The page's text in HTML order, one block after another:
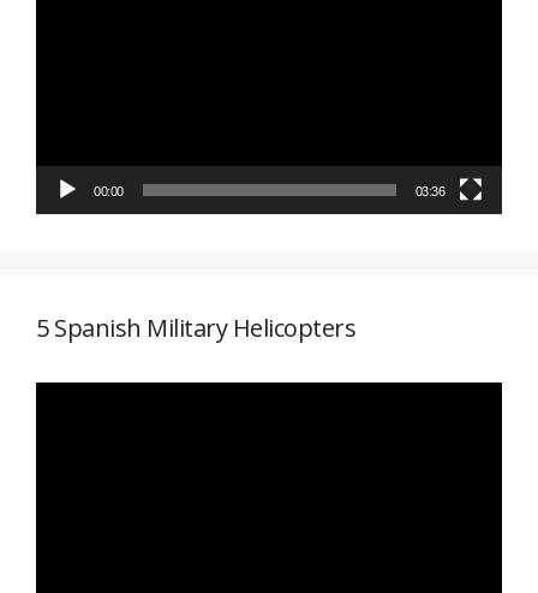
00:00 03:36
5 Spanish Military Helicopters